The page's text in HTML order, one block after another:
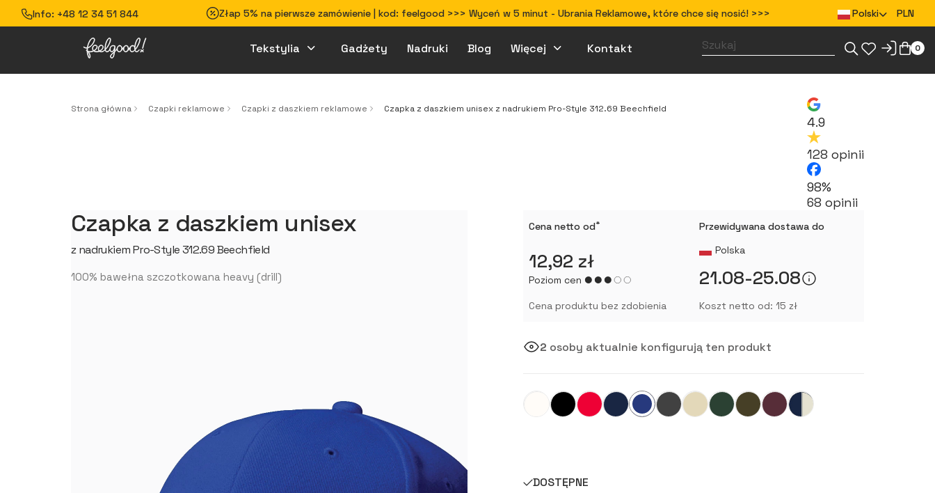
Info: +48 12 34 51 844 Złap 5% na pierwsze zamówienie | kod: feelgood >>> Wyceń w 5 minut - Ubrania Reklamowe, które chce się nosić! >>> Polski PLN
Tekstylia Gadżety Nadruki Blog Więcej Kontakt 0
Strona główna Czapki reklamowe Czapki z daszkiem reklamowe Czapka z daszkiem unisex z nadrukiem Pro-Style 312.69 Beechfield
4.9
128 opinii
98%
68 opinii
Czapka z daszkiem unisex
z nadrukiem Pro-Style 312.69 Beechfield
100% bawełna szczotkowana heavy (drill)
Cena netto od*
12,92 zł
Poziom cen
Cena produktu bez zdobienia
Przewidywana dostawa do
Polska
21.08-25.08
Koszt netto od: 15 zł
2 osoby aktualnie konfigurują ten produkt
DOSTĘPNE